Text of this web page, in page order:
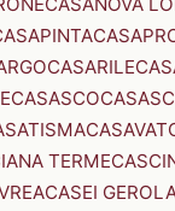
CASARILE
CASASCO
TERME
CASEI